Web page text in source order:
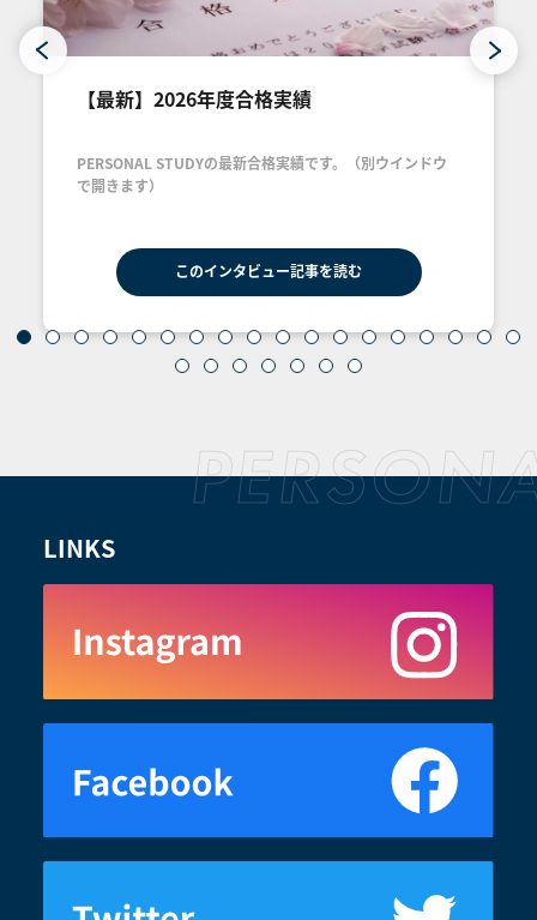
【最新】2026年度合格実績
PERSONAL STUDYの最新合格実績です。（別ウインドウ
で開きます）
このインタビュー記事を読む
LINKS